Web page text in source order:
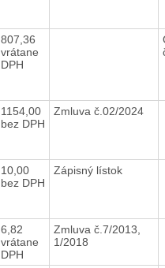
807,36
vrátane
DPH
1154,00
bez DPH
Zmluva č.02/2024
10,00
bez DPH
Zápisný lístok
6,82
vrátane
DPH
Zmluva č.7/2013,
1/2018